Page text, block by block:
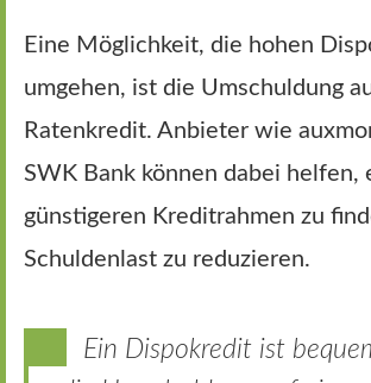
Eine Möglichkeit, die hohen
umgehen, ist die Umschuldung
Ratenkredit. Anbieter wie
SWK Bank können dabei helfen,
günstigeren Kreditrahmen zu
Schuldenlast zu reduzieren.
Ein Dispokredit ist